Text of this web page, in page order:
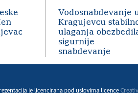
Vodosnabdevanje
Kragujevcu
ulaganja
sigurnije
snabdevanje
je licencirana pod uslovima licence